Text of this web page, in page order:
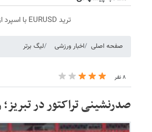
ترید EURUSD با اسپرد از صفر پیپ
صفحه اصلی اخبار ورزشی لیگ برتر
۸ نفر
صدرنشینی تراکتور در تبریز؛ ربیعی